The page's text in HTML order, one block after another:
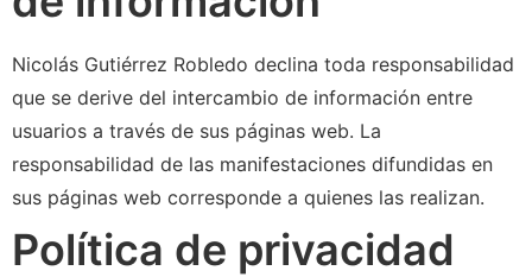
Nicolás Gutiérrez Robledo declina toda responsabilidad
que se derive del intercambio de información entre
usuarios a través de sus páginas web. La
responsabilidad de las manifestaciones difundidas en
sus páginas web corresponde a quienes las realizan.
Política de privacidad